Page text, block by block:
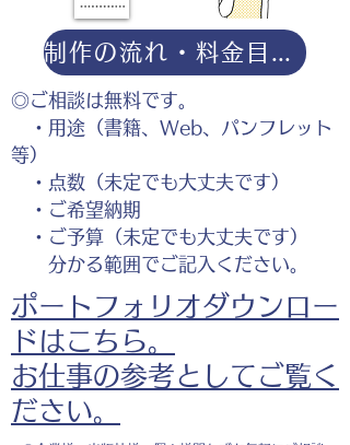
◎ご相談は無料です。
・用途（書籍、Web、パンフレット
等）
・点数（未定でも大丈夫です）
・ご希望納期
・ご予算（未定でも大丈夫です）
分かる範囲でご記入ください。
ポートフォリオダウンロー
ドはこちら。
お仕事の参考としてご覧く
ださい。